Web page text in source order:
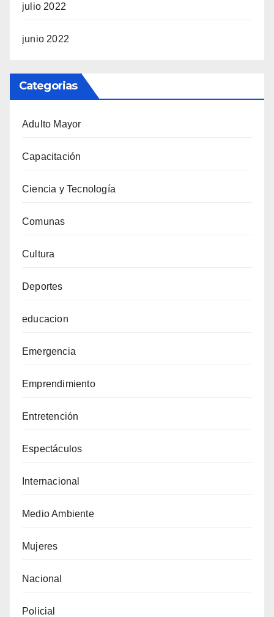
julio 2022
junio 2022
Categorias
Adulto Mayor
Capacitación
Ciencia y Tecnología
Comunas
Cultura
Deportes
educacion
Emergencia
Emprendimiento
Entretención
Espectáculos
Internacional
Medio Ambiente
Mujeres
Nacional
Policial